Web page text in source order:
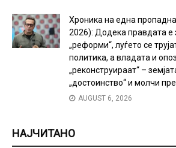
Хроника на една
2026): Додека правдата е
„реформи“, луѓето се
политика, а владата и
„реконструираат“ –
„достоинство“ и молчи
AUGUST 6, 2026
НАЈЧИТАНО